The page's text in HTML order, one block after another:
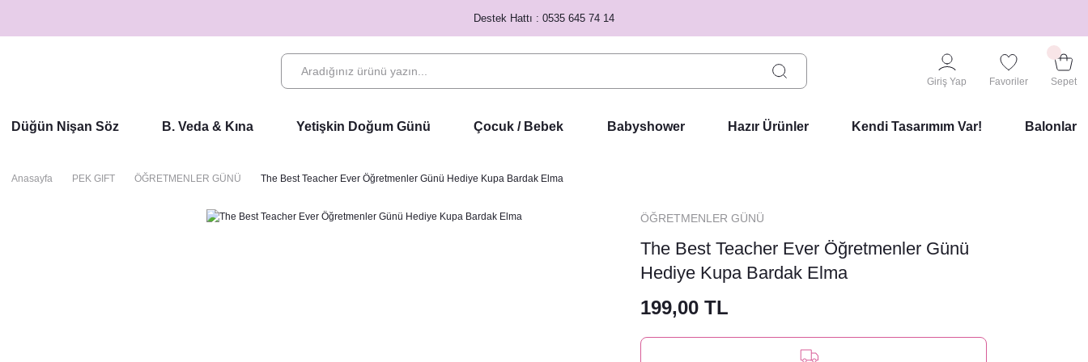
Destek Hattı : 0535 645 74 14
Giriş Yap Favoriler Sepet
Düğün Nişan Söz B. Veda & Kına Yetişkin Doğum Günü Çocuk / Bebek Babyshower Hazır Ürünler Kendi Tasarımım Var! Balonlar
Anasayfa PEK GIFT ÖĞRETMENLER GÜNÜ The Best Teacher Ever Öğretmenler Günü Hediye Kupa Bardak Elma
ÖĞRETMENLER GÜNÜ
The Best Teacher Ever Öğretmenler Günü
Hediye Kupa Bardak Elma
199,00 TL